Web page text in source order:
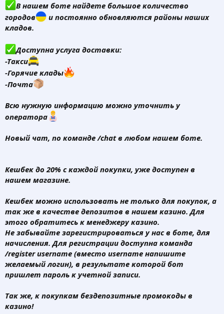
В нашем боте найдете большое количество
городов
и постоянно обновляются районы наших
кладов.
Доступна услуга доставки:
-Такси
-Горячие клады
-Почта
Всю нужную информацию можно уточнить у
оператора
Новый чат, по команде /chat в любом нашем боте.
Кешбек до 20% с каждой покупки, уже доступен в
нашем магазине.
Кешбек можно использовать не только для покупок, а
так же в качестве депозитов в нашем казино. Для
этого обратитесь к менеджеру казино.
Не забывайте зарегистрироваться у нас в боте, для
начисления. Для регистрации доступна команда
/register username (вместо username напишите
желаемый логин), в результате которой бот
пришлет пароль к учетной записи.
Так же, к покупкам бездепозитные промокоды в
казино!